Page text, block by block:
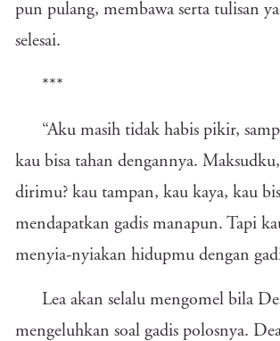
pun pulang, membawa serta tulisan
selesai.
***
“Aku masih tidak habis pikir,
kau bisa tahan dengannya.
dirimu? kau tampan, kau kaya, kau
mendapatkan gadis manapun. Tapi
menyia-nyiakan hidupmu dengan
Lea akan selalu mengomel bila
mengeluhkan soal gadis polosnya.